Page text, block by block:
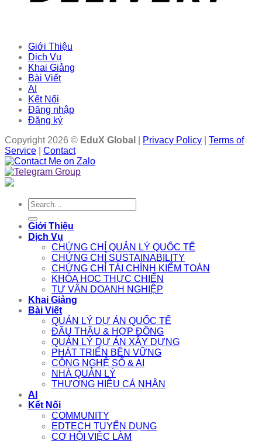
Giới Thiệu
Dịch Vụ
Khai Giảng
Bài Viết
AI
Kết Nối
Đăng nhập
Đăng ký
Copyright 2026 © EduX Global Privacy Policy
Terms of
Service
Contact
Search
for:
Giới Thiệu
Dịch Vụ
CHỨNG CHỈ QUẢN LÝ QUỐC TẾ
CHỨNG CHỈ SUSTAINABILITY
CHỨNG CHỈ TÀI CHÍNH KIỂM TOÁN
KHÓA HỌC THỰC CHIẾN
TƯ VẤN DOANH NGHIỆP
Khai Giảng
Bài Viết
QUẢN LÝ DỰ ÁN QUỐC TẾ
ĐẤU THẦU & HỢP ĐỒNG
QUẢN LÝ DỰ ÁN XÂY DỰNG
PHÁT TRIỂN BỀN VỮNG
CÔNG NGHỆ SỐ & AI
NHÀ QUẢN LÝ
THƯƠNG HIỆU CÁ NHÂN
AI
Kết Nối
COMMUNITY
EDTECH TUYỂN DỤNG
CƠ HỘI VIỆC LÀM